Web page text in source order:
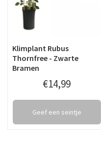
Klimplant Rubus
Thornfree - Zwarte
Bramen
€14,99
Geef een seintje